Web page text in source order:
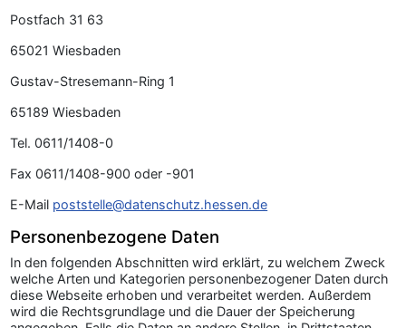
Postfach 31 63
65021 Wiesbaden
Gustav-Stresemann-Ring 1
65189 Wiesbaden
Tel. 0611/1408-0
Fax 0611/1408-900 oder -901
E-Mail poststelle@datenschutz.hessen.de
Personenbezogene Daten
In den folgenden Abschnitten wird erklärt, zu welchem Zweck
welche Arten und Kategorien personenbezogener Daten durch
diese Webseite erhoben und verarbeitet werden. Außerdem
wird die Rechtsgrundlage und die Dauer der Speicherung